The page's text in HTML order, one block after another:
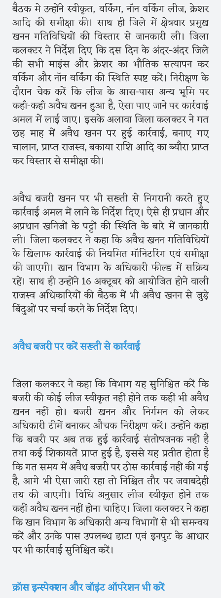
बैठक मे उन्होंने स्वीकृत, वर्किंग, नॉन वर्किंग लीज, क्रेशर
आदि की समीक्षा की। साथ ही जिले में क्षेत्रवार प्रमुख
खनन गतिविधियों की विस्तार से जानकारी ली। जिला
कलक्टर ने निर्देश दिए कि दस दिन के अंदर-अंदर जिले
की सभी माइंस और क्रेशर का भौतिक सत्यापन कर
वर्किंग और नॉन वर्किंग की स्थिति स्पष्ट करें। निरीक्षण के
दौरान चेक करें कि लीज के आस-पास अन्य भूमि पर
कहाँ-कहाँ अवैध खनन हुआ है, ऐसा पाए जाने पर कार्रवाई
अमल में लाई जाए। इसके अलावा जिला कलक्टर ने गत
छह माह में अवैध खनन पर हुई कार्रवाई, बनाए गए
चालान, प्राप्त राजस्व, बकाया राशि आदि का ब्यौरा प्राप्त
कर विस्तार से समीक्षा की।
अवैध बजरी खनन पर भी सख्ती से निगरानी करते हुए
कार्रवाई अमल में लाने के निर्देश दिए। ऐसे ही प्रधान और
अप्रधान खनिजों के पट्टों की स्थिति के बारे में जानकारी
ली। जिला कलक्टर ने कहा कि अवैध खनन गतिविधियों
के खिलाफ कार्रवाई की नियमित मॉनिटरिंग एवं समीक्षा
की जाएगी। खान विभाग के अधिकारी फील्ड में सक्रिय
रहें। साथ ही उन्होंने 16 अक्टूबर को आयोजित होने वाली
राजस्व अधिकारियों की बैठक में भी अवैध खनन से जुड़े
बिंदुओं पर चर्चा करने के निर्देश दिए।
अवैध बजरी पर करें सख्ती से कार्रवाई
जिला कलक्टर ने कहा कि विभाग यह सुनिश्चित करें कि
बजरी की कोई लीज स्वीकृत नहीं होने तक कहीं भी अवैध
खनन नहीं हो। बजरी खनन और निर्गमन को लेकर
अधिकारी टीमें बनाकर औचक निरीक्षण करें। उन्होंने कहा
कि बजरी पर अब तक हुई कार्रवाई संतोषजनक नहीं है
तथा कई शिकायतें प्राप्त हुई है, इससे यह प्रतीत होता है
कि गत समय में अवैध बजरी पर ठोस कार्रवाई नहीं की गई
है, आगे भी ऐसा जारी रहा तो निश्चित तौर पर जवाबदेही
तय की जाएगी। विधि अनुसार लीज स्वीकृत होने तक
कहीं अवैध खनन नहीं होना चाहिए। जिला कलक्टर ने कहा
कि खान विभाग के अधिकारी अन्य विभागों से भी समन्वय
करें और उनके पास उपलब्ध डाटा एवं इनपुट के आधार
पर भी कार्रवाई सुनिश्चित करें।
क्रॉस इन्स्पेक्शन और जॉइंट ऑपरेशन भी करें